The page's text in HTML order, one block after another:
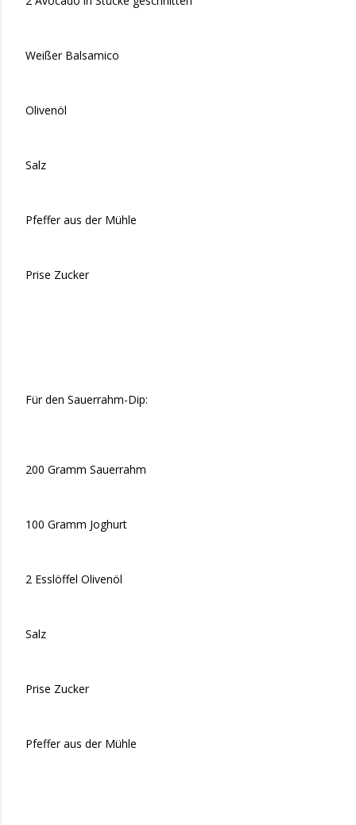
Weißer Balsamico
Olivenöl
Salz
Pfeffer aus der Mühle
Prise Zucker
Für den Sauerrahm-Dip:
200 Gramm Sauerrahm
100 Gramm Joghurt
2 Esslöffel Olivenöl
Salz
Prise Zucker
Pfeffer aus der Mühle